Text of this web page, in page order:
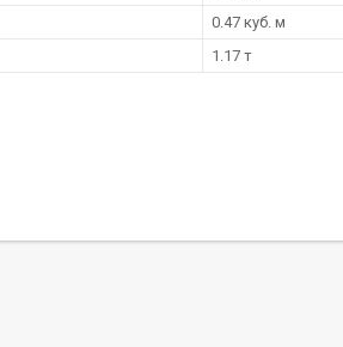
0.47 куб. м
1.17 т